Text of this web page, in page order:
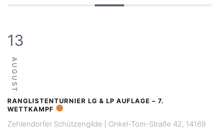
13
AUGUST
RANGLISTENTURNIER LG & LP AUFLAGE – 7.
WETTKAMPF
Zehlendorfer Schützengilde | Onkel-Tom-Straße 42, 14169